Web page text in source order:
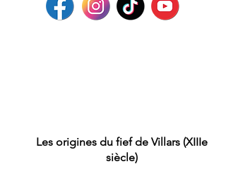
Les origines du fief de Villars (XIIIe
siècle)